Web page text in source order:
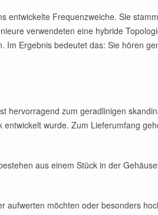
Frequenzweiche. Sie
verwendeten eine hybride
Ergebnis bedeutet das: Sie hören
hervorragend zum geradlinigen
wurde. Zum Lieferumfang
aus einem Stück in der
möchten oder besonders